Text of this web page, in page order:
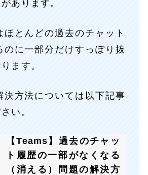
あります。
ほとんどの過去のチャット
のに一部分だけすっぽり抜
ます。
決方法については以下記事
い。
【Teams】過去のチャッ
ト履歴の一部がなくなる
（消える）問題の解決方